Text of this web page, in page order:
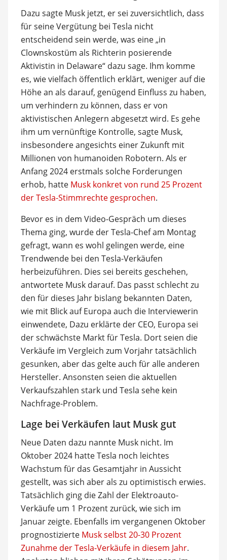
Dazu sagte Musk jetzt, er sei zuversichtlich, dass
für seine Vergütung bei Tesla nicht
entscheidend sein werde, was eine „in
Clownskostüm als Richterin posierende
Aktivistin in Delaware“ dazu sage. Ihm komme
es, wie vielfach öffentlich erklärt, weniger auf die
Höhe an als darauf, genügend Einfluss zu haben,
um verhindern zu können, dass er von
aktivistischen Anlegern abgesetzt wird. Es gehe
ihm um vernünftige Kontrolle, sagte Musk,
insbesondere angesichts einer Zukunft mit
Millionen von humanoiden Robotern. Als er
Anfang 2024 erstmals solche Forderungen
erhob, hatte Musk konkret von rund 25 Prozent
der Tesla-Stimmrechte gesprochen.
Bevor es in dem Video-Gespräch um dieses
Thema ging, wurde der Tesla-Chef am Montag
gefragt, wann es wohl gelingen werde, eine
Trendwende bei den Tesla-Verkäufen
herbeizuführen. Dies sei bereits geschehen,
antwortete Musk darauf. Das passt schlecht zu
den für dieses Jahr bislang bekannten Daten,
wie mit Blick auf Europa auch die Interviewerin
einwendete, Dazu erklärte der CEO, Europa sei
der schwächste Markt für Tesla. Dort seien die
Verkäufe im Vergleich zum Vorjahr tatsächlich
gesunken, aber das gelte auch für alle anderen
Hersteller. Ansonsten seien die aktuellen
Verkaufszahlen stark und Tesla sehe kein
Nachfrage-Problem.
Lage bei Verkäufen laut Musk gut
Neue Daten dazu nannte Musk nicht. Im
Oktober 2024 hatte Tesla noch leichtes
Wachstum für das Gesamtjahr in Aussicht
gestellt, was sich aber als zu optimistisch erwies.
Tatsächlich ging die Zahl der Elektroauto-
Verkäufe um 1 Prozent zurück, wie sich im
Januar zeigte. Ebenfalls im vergangenen Oktober
prognostizierte Musk selbst 20-30 Prozent
Zunahme der Tesla-Verkäufe in diesem Jahr.